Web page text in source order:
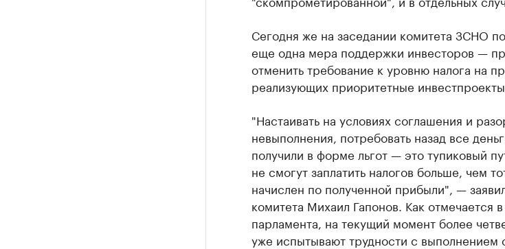
Сегодня же на заседании комитета ЗСНО
еще одна мера поддержки инвесторов —
отменить требование к уровню налога на
реализующих приоритетные инвестпроекты.
"Настаивать на условиях соглашения и
невыполнения, потребовать назад все
получили в форме льгот — это тупиковый
не смогут заплатить налогов больше, чем
начислен по полученной прибыли", —
комитета Михаил Гапонов. Как отмечается
парламента, на текущий момент более
уже испытывают трудности с выполнением